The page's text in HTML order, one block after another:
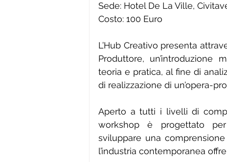
Sede: Hotel De La Ville,
Costo: 100 Euro
L’Hub Creativo presenta
Produttore, un’introduzione
teoria e pratica, al fine di
di realizzazione di un’opera-
Aperto a tutti i livelli di
workshop è progettato
sviluppare una
l’industria contemporanea